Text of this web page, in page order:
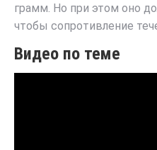
грамм. Но при этом оно
чтобы сопротивление
Видео по теме